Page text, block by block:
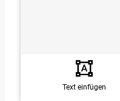
Text einfügen